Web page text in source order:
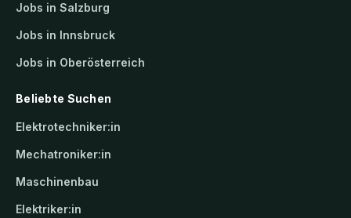
Jobs in Salzburg
Jobs in Innsbruck
Jobs in Oberösterreich
Beliebte Suchen
Elektrotechniker:in
Mechatroniker:in
Maschinenbau
Elektriker:in